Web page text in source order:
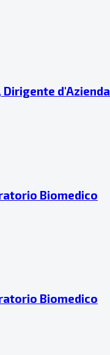
d'Azienda
Biomedico
Biomedico